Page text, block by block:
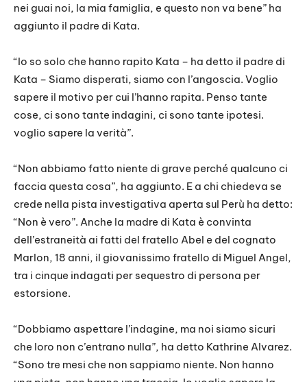
nei guai noi, la mia famiglia, e questo non va bene” ha
aggiunto il padre di Kata.
“Io so solo che hanno rapito Kata – ha detto il padre di
Kata – Siamo disperati, siamo con l’angoscia. Voglio
sapere il motivo per cui l’hanno rapita. Penso tante
cose, ci sono tante indagini, ci sono tante ipotesi.
voglio sapere la verità”.
“Non abbiamo fatto niente di grave perché qualcuno ci
faccia questa cosa”, ha aggiunto. E a chi chiedeva se
crede nella pista investigativa aperta sul Perù ha detto:
“Non è vero”. Anche la madre di Kata è convinta
dell’estraneità ai fatti del fratello Abel e del cognato
Marlon, 18 anni, il giovanissimo fratello di Miguel Angel,
tra i cinque indagati per sequestro di persona per
estorsione.
“Dobbiamo aspettare l’indagine, ma noi siamo sicuri
che loro non c’entrano nulla”, ha detto Kathrine Alvarez.
“Sono tre mesi che non sappiamo niente. Non hanno